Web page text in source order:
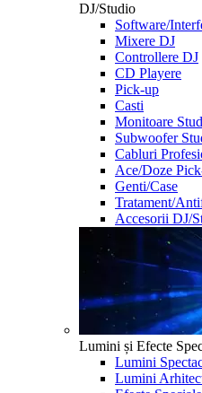
DJ/Studio
Software/
Mixere DJ
Controllere DJ
CD Playere
Pick-up
Casti
Monitoare
Subwoofer
Cabluri
Ace/Doze
Genti/Case
Tratament/
Accesorii DJ/
Lumini și Efecte
Lumini
Lumini